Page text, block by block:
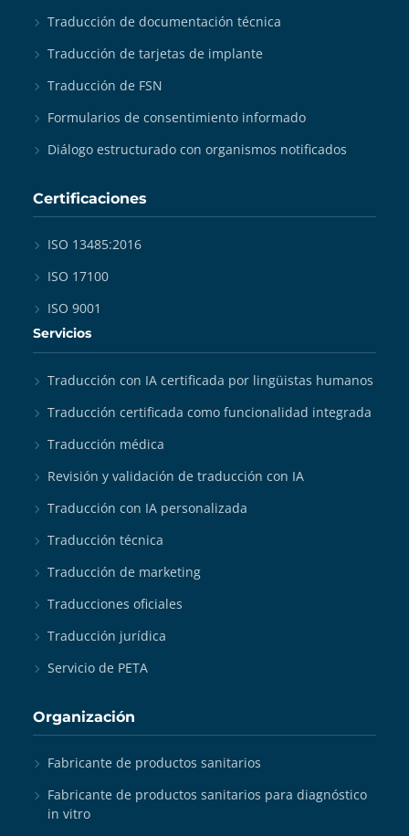
Traducción de documentación técnica
Traducción de tarjetas de implante
Traducción de FSN
Formularios de consentimiento informado
Diálogo estructurado con organismos notificados
Certificaciones
ISO 13485:2016
ISO 17100
ISO 9001
Servicios
Traducción con IA certificada por lingüistas humanos
Traducción certificada como funcionalidad integrada
Traducción médica
Revisión y validación de traducción con IA
Traducción con IA personalizada
Traducción técnica
Traducción de marketing
Traducciones oficiales
Traducción jurídica
Servicio de PETA
Organización
Fabricante de productos sanitarios
Fabricante de productos sanitarios para diagnóstico
in vitro